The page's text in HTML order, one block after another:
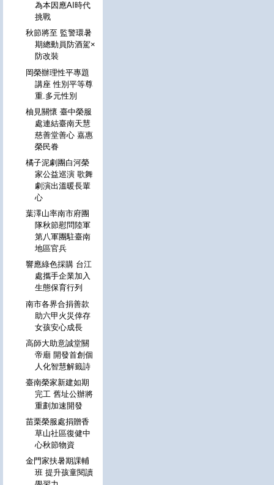
為本因應AI時代
挑戰
秋節將至 監警環暑
期總動員防酒駕×
防改裝
岡榮辦理性平專題
講座 性別平等尊
重.多元性別
柚見關懷 臺中榮服
處連結臺南天慧
慈善堂善心 嘉惠
榮民眷
橘子泥劇團白河榮
家公益巡演 歌舞
劇演出溫暖長輩
心
葉澤山率南市府團
隊秋節慰問陸軍
第八軍團駐臺南
地區官兵
響應綠色採購 台江
處攜手企業加入
生態保育行列
南市各界合捐善款
助六甲火災倖存
女孩安心成長
高師大助意誠堂關
帝廟 開發首創個
人化智慧解籤詩
臺南榮家新建如期
完工 舊址公辦將
重劃加速開發
苗栗榮服處捐贈香
草山社區復健中
心秋節物資
金門家扶暑期課輔
班 提升孩童閱讀